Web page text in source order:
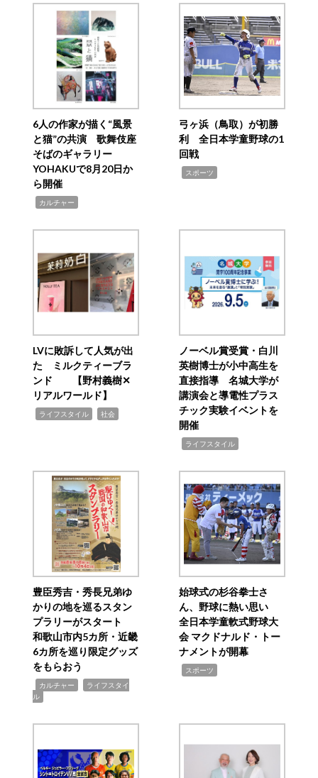
6人の作家が描く“風景
と猫”の共演 歌舞伎座
そばのギャラリー
YOHAKUで8月20日か
ら開催
カルチャー
弓ヶ浜（鳥取）が初勝
利 全日本学童野球の1
回戦
スポーツ
LVに敗訴して人気が出
た ミルクティーブラ
ンド 【野村義樹✕
リアルワールド】
ライフスタイル 社会
ノーベル賞受賞・白川
英樹博士が小中高生を
直接指導 名城大学が
講演会と導電性プラス
チック実験イベントを
開催
ライフスタイル
豊臣秀吉・秀長兄弟ゆ
かりの地を巡るスタン
プラリーがスタート
和歌山市内5カ所・近畿
6カ所を巡り限定グッズ
をもらおう
カルチャー
ライフスタイ
ル
始球式の杉谷拳士さ
ん、野球に熱い思い
全日本学童軟式野球大
会 マクドナルド・トー
ナメントが開幕
スポーツ